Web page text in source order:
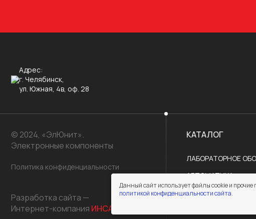
Адрес:
г. Челябинск,
ул. Южная, 4в, оф. 28
© 2024, «ЭлЮнит».
Электронные компоненты
Политика конфиденциальности
Разработка сайта —
Интернет-компания ИНСАЙТ
КАТАЛОГ
ЛАБОРАТОРНОЕ
АВТОМАТИКА
МИКРОСХЕМЫ
Данный сайт использует файлы cookie и
политикой конфиденциальности сайта.